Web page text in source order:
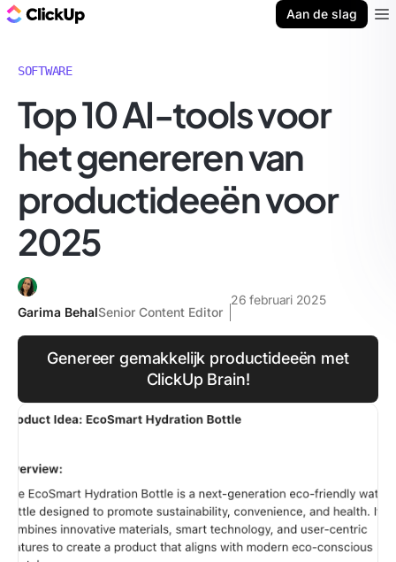
Aan de slag
SOFTWARE
Top 10 AI-tools voor
het genereren van
productideeën voor
2025
Garima BehalSenior Content Editor
26 februari 2025
Genereer gemakkelijk productideeën met
ClickUp Brain!